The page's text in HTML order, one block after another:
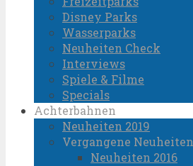
Disney Parks
Wasserparks
Neuheiten Check
Interviews
Spiele & Filme
Specials
Achterbahnen
Neuheiten 2019
Vergangene Neuheiten
Neuheiten 2016